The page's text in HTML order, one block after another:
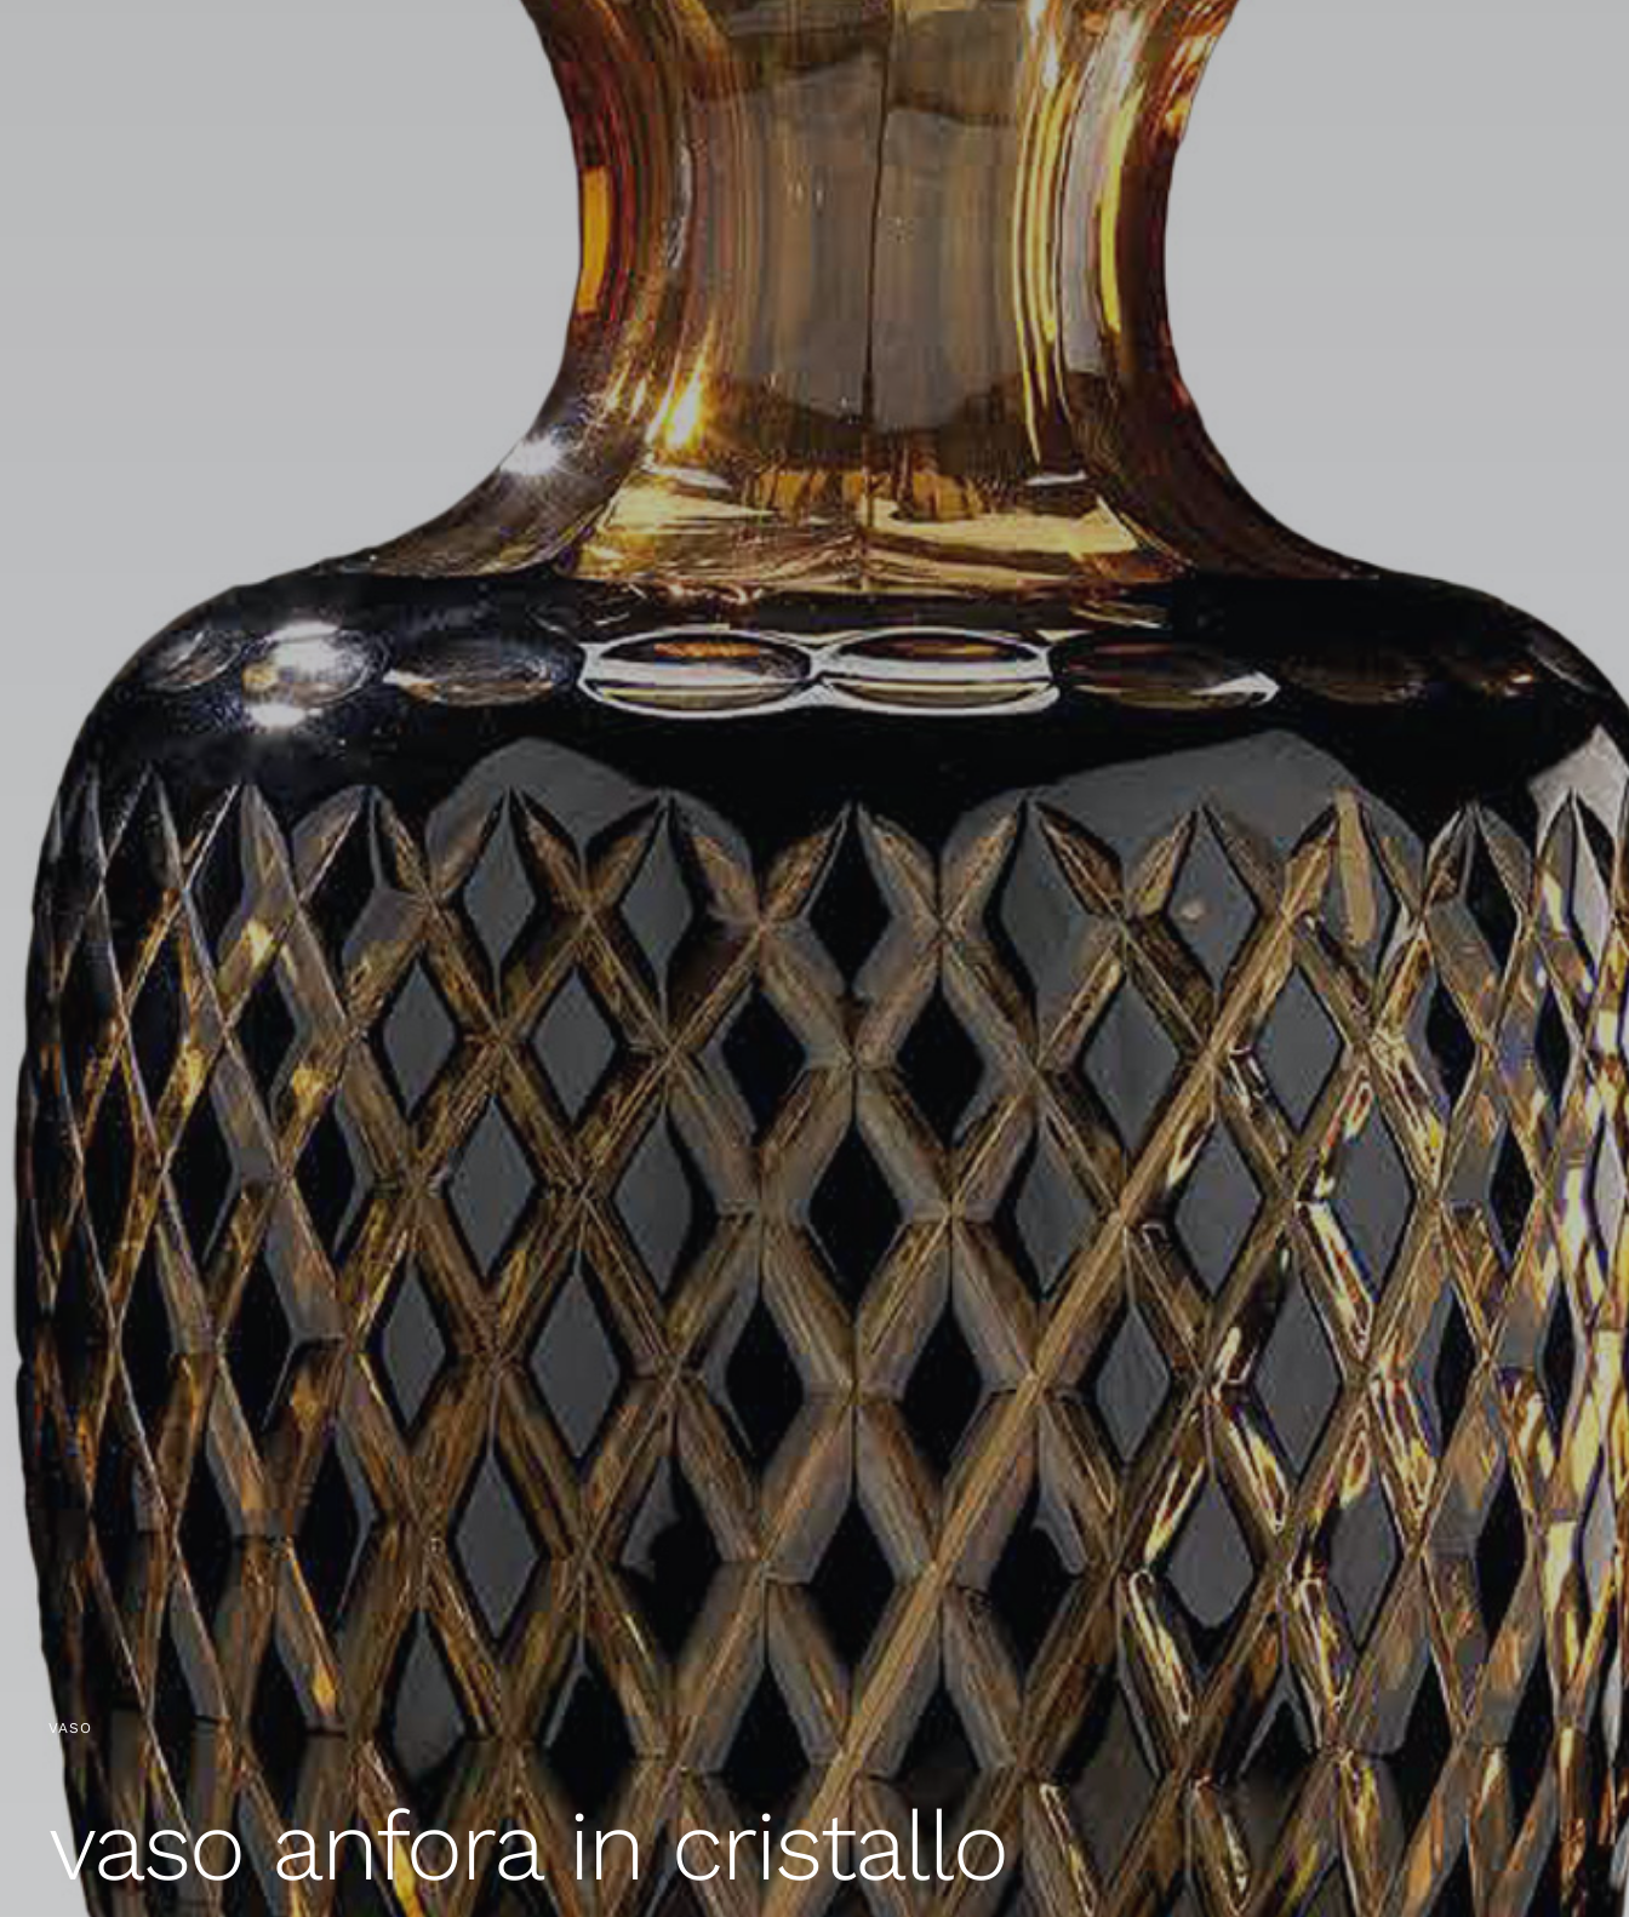
VASO
vaso anfora in cristallo